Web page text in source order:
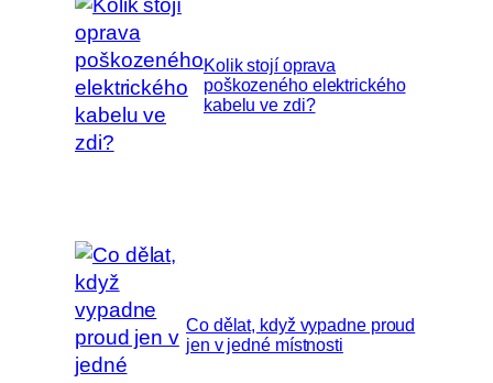
Kolik stojí oprava
poškozeného elektrického
kabelu ve zdi?
Co dělat, když vypadne proud
jen v jedné místnosti